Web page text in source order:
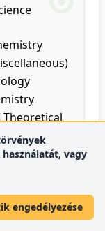
D.,
H.,Somodi,
vagy
engedélyezése